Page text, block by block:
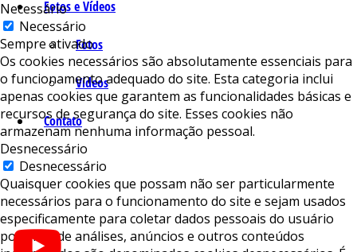
Fotos e Vídeos
Fotos
Vídeos
Contato
Necessário
Necessário
Sempre ativado
Os cookies necessários são absolutamente essenciais para
o funcionamento adequado do site. Esta categoria inclui
apenas cookies que garantem as funcionalidades básicas e
recursos de segurança do site. Esses cookies não
armazenam nenhuma informação pessoal.
Desnecessário
Desnecessário
Quaisquer cookies que possam não ser particularmente
necessários para o funcionamento do site e sejam usados ​​
especificamente para coletar dados pessoais do usuário
por meio de análises, anúncios e outros conteúdos